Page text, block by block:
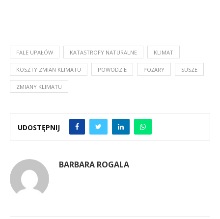
FALE UPAŁÓW KATASTROFY NATURALNE KLIMAT
KOSZTY ZMIAN KLIMATU POWODZIE POŻARY SUSZE
ZMIANY KLIMATU
UDOSTĘPNIJ
BARBARA ROGALA